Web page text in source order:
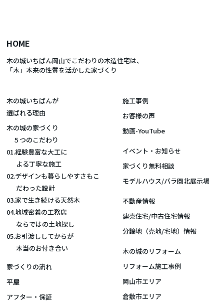
HOME
木の城いちばん岡山でこだわりの木造住宅は、
「木」本来の性質を活かした家づくり
木の城いちばんが
選ばれる理由
木の城の家づくり
５つのこだわり
01.経験豊富な大工に
よる丁寧な施工
02.デザインも暮らしやすさもこ
だわった設計
03.家で生き続ける天然木
04.地域密着の工務店
ならではの土地探し
05.お引渡ししてからが
本当のお付き合い
家づくりの流れ
平屋
アフター・保証
施工事例
お客様の声
動画-YouTube
イベント・お知らせ
家づくり無料相談
モデルハウス/バラ園北展示場
不動産情報
建売住宅/中古住宅情報
分譲地（売地/宅地）情報
木の城のリフォーム
リフォーム施工事例
岡山市エリア
倉敷市エリア